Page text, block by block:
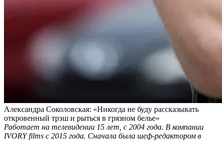
Александра Соколовская: «Никогда не буду рассказывать
откровенный трэш и рыться в грязном белье»
Работает на телевидении 15 лет, с 2004 года. В компании
IVORY films с 2015 года. Сначала была шеф-редактором в